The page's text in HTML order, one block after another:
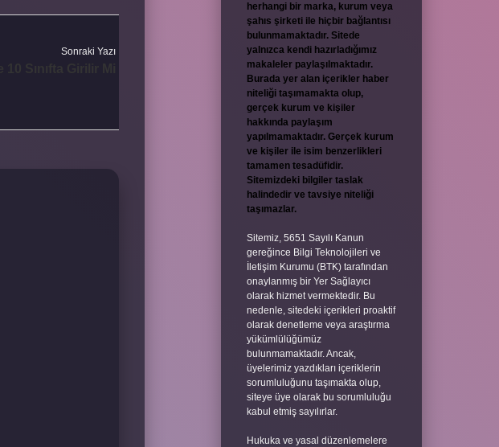
Sonraki Yazı
herhangi bir marka, kurum veya
şahıs şirketi ile hiçbir bağlantısı
bulunmamaktadır. Sitede
yalnızca kendi hazırladığımız
makaleler paylaşılmaktadır.
Burada yer alan içerikler haber
niteliği taşımamakta olup,
gerçek kurum ve kişiler
hakkında paylaşım
yapılmamaktadır. Gerçek kurum
ve kişiler ile isim benzerlikleri
tamamen tesadüfidir.
Sitemizdeki bilgiler taslak
halindedir ve tavsiye niteliği
taşımazlar.
Sitemiz, 5651 Sayılı Kanun
gereğince Bilgi Teknolojileri ve
İletişim Kurumu (BTK) tarafından
onaylanmış bir Yer Sağlayıcı
olarak hizmet vermektedir. Bu
nedenle, sitedeki içerikleri proaktif
olarak denetleme veya araştırma
yükümlülüğümüz
bulunmamaktadır. Ancak,
üyelerimiz yazdıkları içeriklerin
sorumluluğunu taşımakta olup,
siteye üye olarak bu sorumluluğu
kabul etmiş sayılırlar.
Hukuka ve yasal düzenlemelere